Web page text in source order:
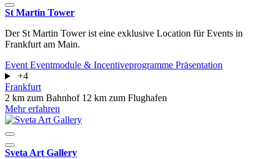
St Martin Tower
Der St Martin Tower ist eine exklusive Location für Events in
Frankfurt am Main.
Event Eventmodule & Incentiveprogramme Präsentation
+4
Frankfurt
2 km zum Bahnhof 12 km zum Flughafen
Mehr erfahren
Sveta Art Gallery